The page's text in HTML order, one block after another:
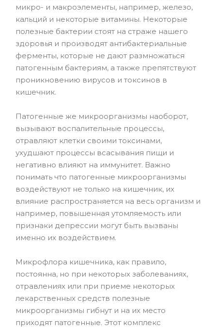
микро- и макроэлементы, например, железо,
кальций и некоторые витамины. Некоторые
полезные бактерии стоят на страже нашего
здоровья и производят антибактериальные
ферменты, которые не дают размножаться
патогенным бактериям, а также препятствуют
проникновению вирусов и токсинов в
кишечник.
Патогенные же микроорганизмы наоборот,
вызывают воспалительные процессы,
отравляют клетки своими токсинами,
ухудшают процессы всасывания пищи и
негативно влияют на иммунитет. Важно
понимать что патогенные микроорганизмы
воздействуют не только на кишечник, их
влияние распространяется на весь организм и
например, повышенная утомляемость или
признаки депрессии могут быть вызваны
именно их воздействием.
Микрофлора кишечника, как правило,
постоянна, но при некоторых заболеваниях,
отравлениях или при приеме некоторых
лекарственных средств полезные
микроорганизмы гибнут и на их место
приходят патогенные. Этот комплекс